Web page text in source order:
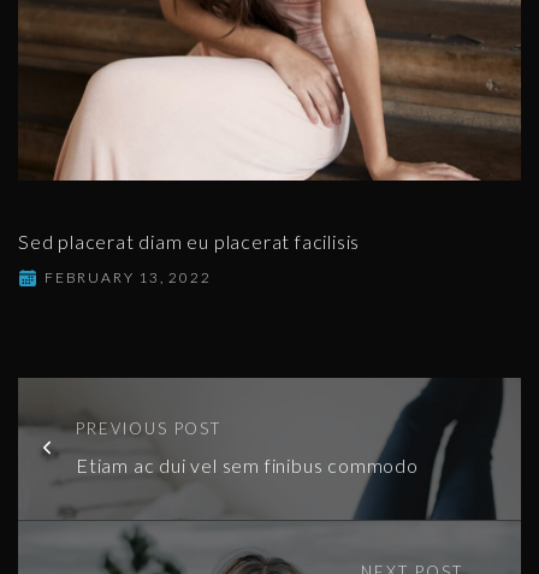
Sed placerat diam eu placerat facilisis
FEBRUARY 13, 2022
PREVIOUS POST
Etiam ac dui vel sem finibus commodo